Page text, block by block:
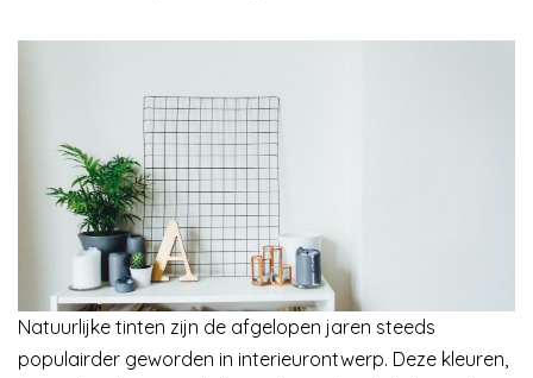
Natuurlijke tinten zijn de afgelopen jaren steeds
populairder geworden in interieurontwerp. Deze kleuren,